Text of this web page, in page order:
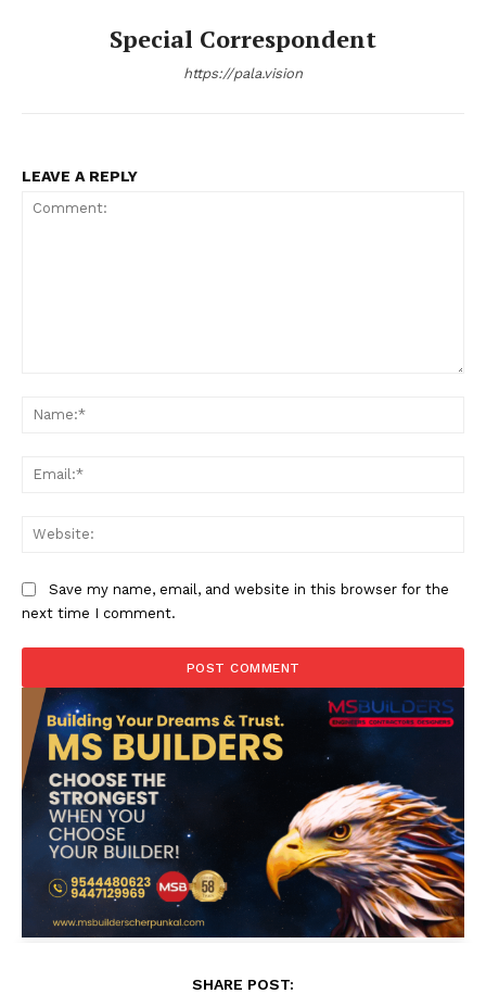
Special Correspondent
https://pala.vision
LEAVE A REPLY
Save my name, email, and website in this browser for the
next time I comment.
SHARE POST: